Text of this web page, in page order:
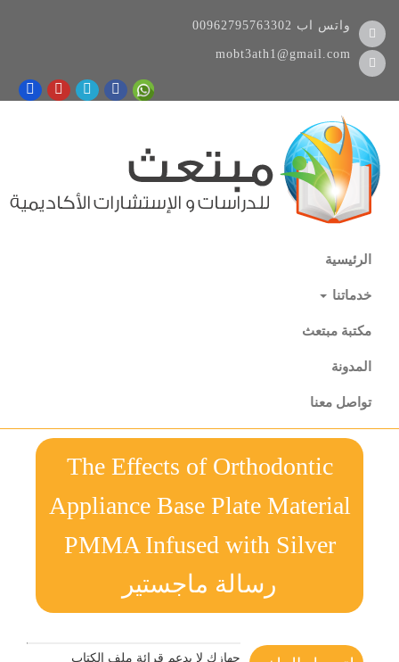
00962795763302 واتس اب
mobt3ath1@gmail.com
الرئيسية
خدماتنا
مكتبة مبتعث
المدونة
تواصل معنا
The Effects of Orthodontic
Appliance Base Plate Material
PMMA Infused with Silver
رسالة ماجستير
جهازك لا يدعم قرائة ملف الكتاب